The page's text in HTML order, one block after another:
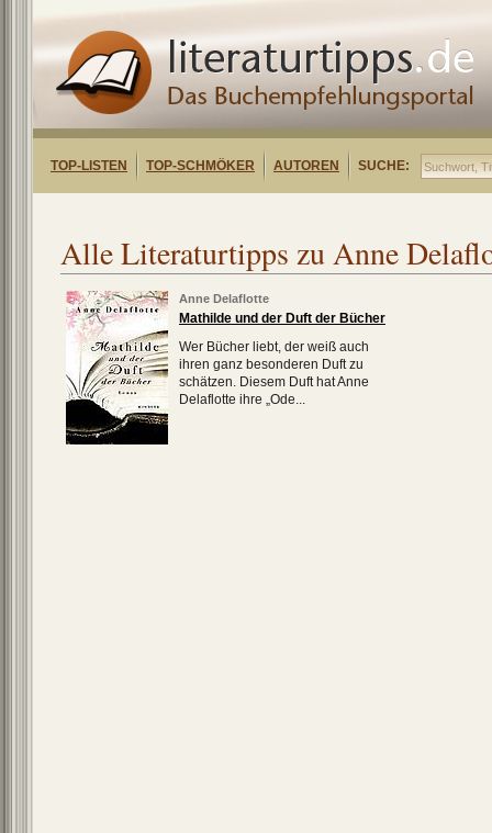
TOP-LISTEN TOP-SCHMÖKER AUTOREN SUCHE:
Alle Literaturtipps zu Anne
Anne Delaflotte
Mathilde und der Duft der Bücher
Wer Bücher liebt, der weiß auch
ihren ganz besonderen Duft zu
schätzen. Diesem Duft hat Anne
Delaflotte ihre „Ode...